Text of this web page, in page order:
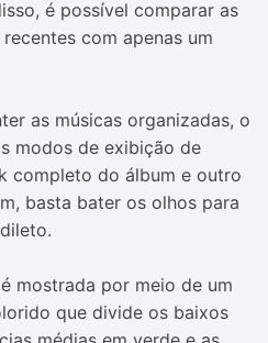
é possível comparar as
com apenas um
as músicas organizadas, o
modos de exibição de
completo do álbum e outro
basta bater os olhos para
mostrada por meio de um
que divide os baixos